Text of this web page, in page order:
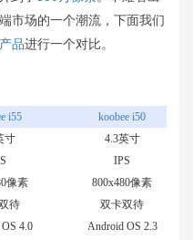
市场的一个潮流，下面我们
产品进行一个对比。
i55
koobee i50
寸
4.3英寸
IPS
像素
800x480像素
待
双卡双待
OS 4.0
Android OS 2.3